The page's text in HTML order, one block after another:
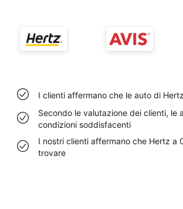
I clienti affermano che le auto di
Secondo le valutazione dei clienti, le
condizioni soddisfacenti
I nostri clienti affermano che Hertz a
trovare